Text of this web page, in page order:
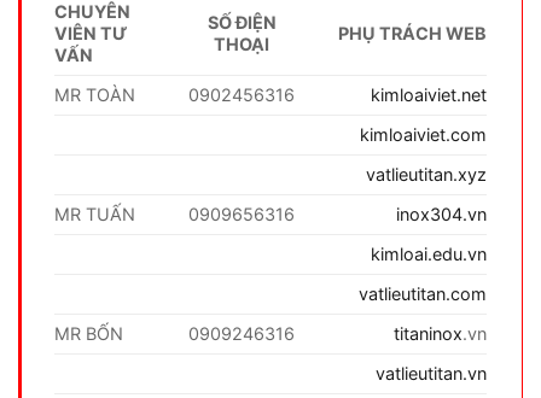
CHUYÊN
VIÊN TƯ
VẤN
SỐ ĐIỆN
THOẠI
PHỤ TRÁCH WEB
MR TOÀN 0902456316
kimloaiviet.net
kimloaiviet.com
vatlieutitan.xyz
MR TUẤN
0909656316
inox304.vn
kimloai.edu.vn
vatlieutitan.com
MR BỐN
0909246316 titaninox.vn
vatlieutitan.vn